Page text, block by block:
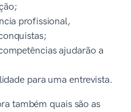
profissional,
ajudarão a
para uma entrevista.
também quais são as